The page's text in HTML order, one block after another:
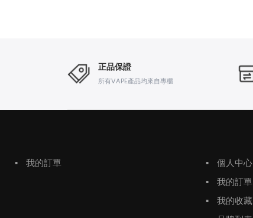
正品保證
所有VAPE產品均來自專櫃
▪ 我的訂單 ▪
個人中心
▪
我的訂單
▪
我的收藏